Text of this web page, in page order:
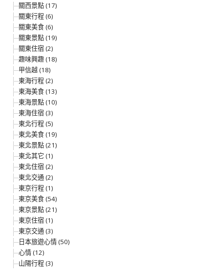
關西景點 (17)
關東行程 (6)
關東美食 (6)
關東景點 (19)
關東住宿 (2)
趣味興趣 (18)
甲信越 (18)
東海行程 (2)
東海美食 (13)
東海景點 (10)
東海住宿 (3)
東北行程 (5)
東北美食 (19)
東北景點 (21)
東北其它 (1)
東北住宿 (2)
東北交通 (2)
東京行程 (1)
東京美食 (54)
東京景點 (21)
東京住宿 (1)
東京交通 (3)
日本旅遊心情 (50)
心情 (12)
山陽行程 (3)